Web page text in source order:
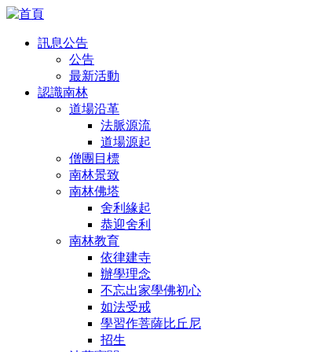
訊息公告
公告
最新活動
認識南林
道場沿革
法脈源流
道場源起
僧團目標
南林景致
南林佛塔
舍利緣起
恭迎舍利
南林教育
依律建寺
辦學理念
不忘出家學佛初心
如法受戒
學習作菩薩比丘尼
招生